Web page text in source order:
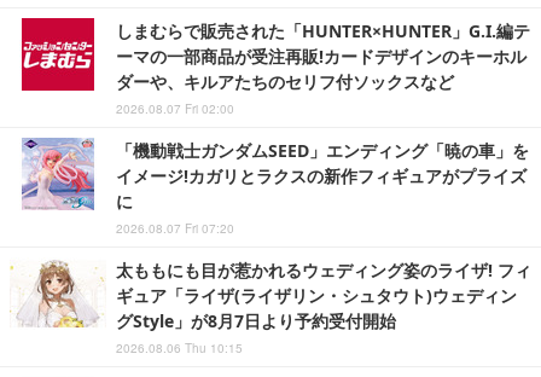
しまむらで販売された「HUNTER×HUNTER」G.I.編テ
ーマの一部商品が受注再販!カードデザインのキーホル
ダーや、キルアたちのセリフ付ソックスなど
2026.08.07 Fri 02:00
「機動戦士ガンダムSEED」エンディング「暁の車」を
イメージ!カガリとラクスの新作フィギュアがプライズ
に
2026.08.07 Fri 07:20
太ももにも目が惹かれるウェディング姿のライザ! フィ
ギュア「ライザ(ライザリン・シュタウト)ウェディン
グStyle」が8月7日より予約受付開始
2026.08.06 Thu 10:15